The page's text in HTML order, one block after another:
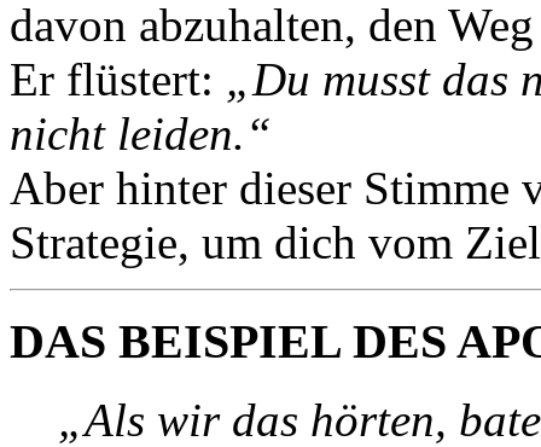
davon abzuhalten, den
Er flüstert: „Du musst das
nicht leiden.“
Aber hinter dieser Stimme
Strategie, um dich vom
DAS BEISPIEL DES
„Als wir das hörten,